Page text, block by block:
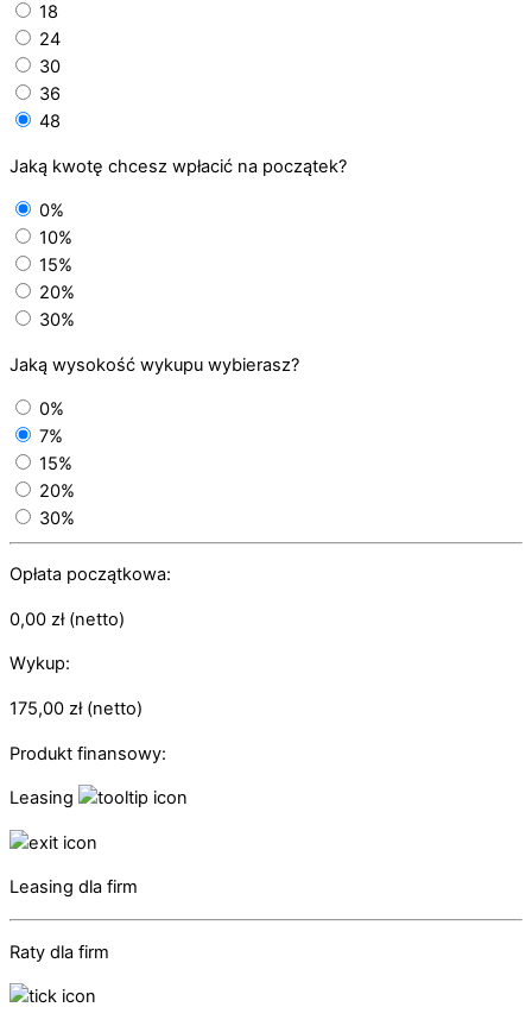
18
24
30
36
48
Jaką kwotę chcesz wpłacić na początek?
0%
10%
15%
20%
30%
Jaką wysokość wykupu wybierasz?
0%
7%
15%
20%
30%
Opłata początkowa:
0,00 zł(netto)
Wykup:
175,00 zł(netto)
Produkt finansowy:
Leasing
Leasing dla firm
Raty dla firm